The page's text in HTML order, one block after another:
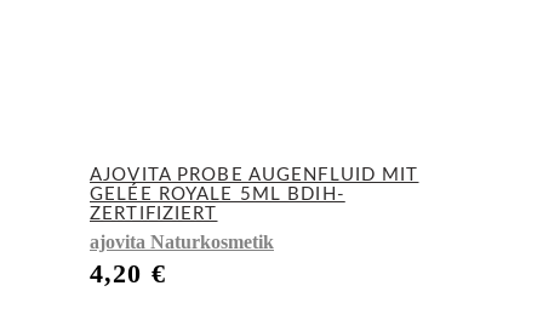
AJOVITA PROBE AUGENFLUID MIT
GELÉE ROYALE 5ML BDIH-
ZERTIFIZIERT
ajovita Naturkosmetik
4,20 €